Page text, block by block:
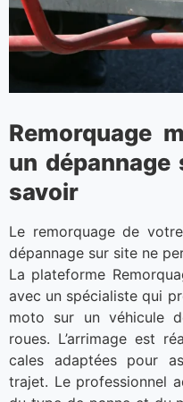
Remorquage
un
savoir
Le remorquage de
dépannage sur site ne
La plateforme
avec un spécialiste qui
moto sur un véhicule
roues. L’arrimage est
cales adaptées pour
trajet. Le professionnel